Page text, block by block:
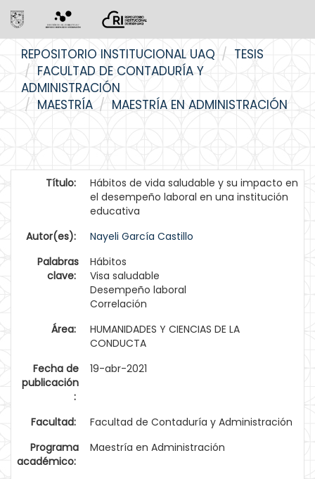
navigation
REPOSITORIO INSTITUCIONAL UAQ
TESIS
FACULTAD DE CONTADURÍA Y
ADMINISTRACIÓN
MAESTRÍA
MAESTRÍA EN ADMINISTRACIÓN
Título:
Hábitos de vida saludable y su impacto en
el desempeño laboral en una institución
educativa
Autor(es):
Nayeli García Castillo
Palabras
clave:
Hábitos
Visa saludable
Desempeño laboral
Correlación
Área:
HUMANIDADES Y CIENCIAS DE LA
CONDUCTA
Fecha de
publicación
:
19-abr-2021
Facultad:
Facultad de Contaduría y Administración
Programa
académico:
Maestría en Administración